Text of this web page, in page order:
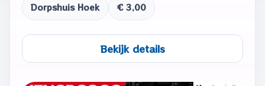
Dorpshuis Hoek € 3,00
Bekijk details